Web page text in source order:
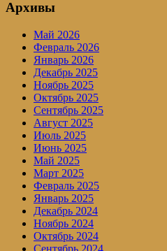
Архивы
Май 2026
Февраль 2026
Январь 2026
Декабрь 2025
Ноябрь 2025
Октябрь 2025
Сентябрь 2025
Август 2025
Июль 2025
Июнь 2025
Май 2025
Март 2025
Февраль 2025
Январь 2025
Декабрь 2024
Ноябрь 2024
Октябрь 2024
Сентябрь 2024